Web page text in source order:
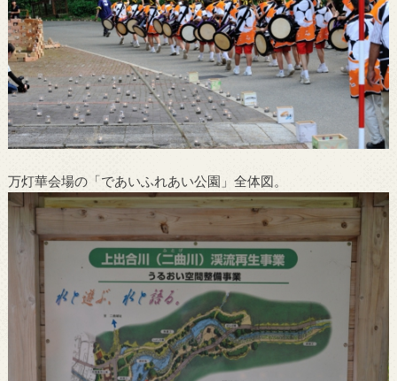
万灯華会場の「であいふれあい公園」全体図。